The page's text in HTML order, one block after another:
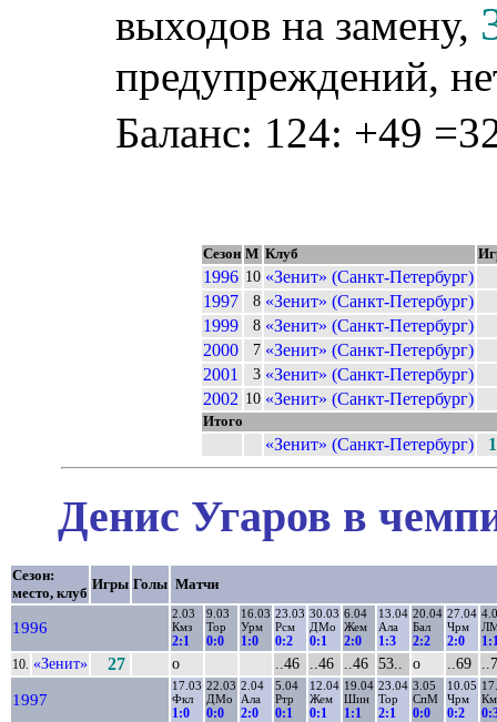
выходов на замену,
предупреждений,
Баланс: 124: +49
Сезон М Клуб
1996 10 «Зенит» (Санкт-Петербург)
1997
8 «Зенит» (Санкт-Петербург)
1999
8 «Зенит» (Санкт-Петербург)
2000
7 «Зенит» (Санкт-Петербург)
2001
3 «Зенит» (Санкт-Петербург)
2002 10 «Зенит» (Санкт-Петербург)
Итого
«Зенит» (Санкт-Петербург)
Денис Угаров в
Сезон:
место, клуб
Игры Голы Матчи
1996
2.03
Кмз
2:1
9.03
Тор
0:0
16.03
Урм
1:0
23.03
Рсм
0:2
30.03
ДМо
0:1
6.04
Жем
2:0
13.04
Ала
1:3
20.04
Бал
2:2
27.04
Чрм
2:0
10. «Зенит» 27 о ..46 ..46 ..46 53.. о ..69
1997
17.03
Фкл
1:0
22.03
ДМо
0:0
2.04
Ала
2:0
5.04
Ртр
0:1
12.04
Жем
0:1
19.04
Шин
1:1
23.04
Тор
2:1
3.05
СпМ
0:0
10.05
Чрм
0:2